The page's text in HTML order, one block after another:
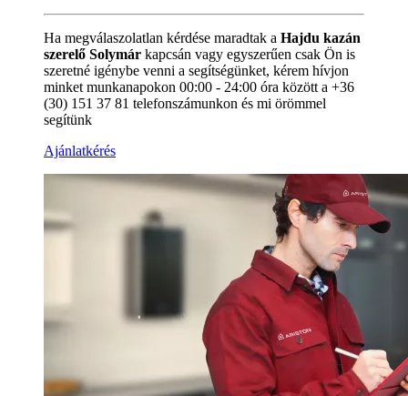
Ha megválaszolatlan kérdése maradtak a Hajdu kazán
szerelő Solymár kapcsán vagy egyszerűen csak Ön is
szeretné igénybe venni a segítségünket, kérem hívjon
minket munkanapokon 00:00 - 24:00 óra között a +36
(30) 151 37 81 telefonszámunkon és mi örömmel
segítünk
Ajánlatkérés